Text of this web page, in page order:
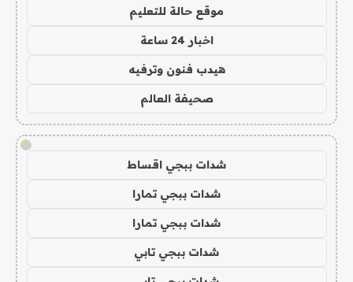
موقع حالة للتعليم
اخبار 24 ساعة
هيدب فنون وترفيه
صحيفة العالم
!
شدات ببجي اقساط
شدات ببجي تمارا
شدات ببجي تمارا
شدات ببجي تابي